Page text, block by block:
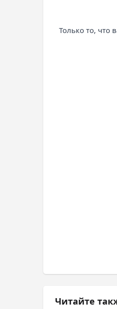
Только то, что
Читайте